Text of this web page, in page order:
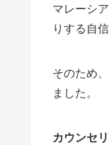
マレーシ
りする自
そのため
ました。
カウンセ